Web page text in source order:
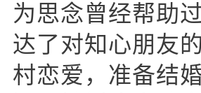
为思念曾经帮助
达了对知心朋友
村恋爱，准备结